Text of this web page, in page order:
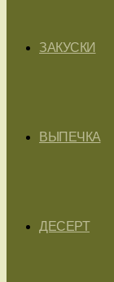
ЗАКУСКИ
ВЫПЕЧКА
ДЕСЕРТ